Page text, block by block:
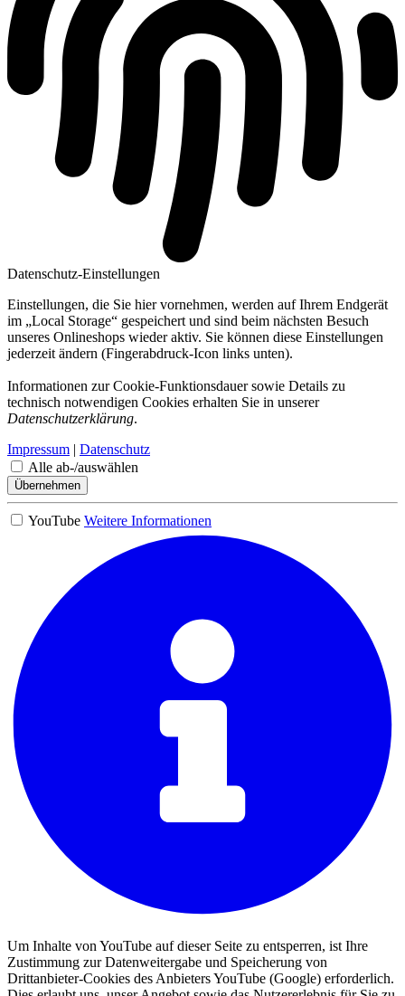
Datenschutz-Einstellungen
Einstellungen, die Sie hier vornehmen, werden auf Ihrem Endgerät
im „Local Storage“ gespeichert und sind beim nächsten Besuch
unseres Onlineshops wieder aktiv. Sie können diese Einstellungen
jederzeit ändern (Fingerabdruck-Icon links unten).
Informationen zur Cookie-Funktionsdauer sowie Details zu
technisch notwendigen Cookies erhalten Sie in unserer
Datenschutzerklärung.
Impressum | Datenschutz
Alle ab-/auswählen
Übernehmen
YouTube Weitere Informationen
Um Inhalte von YouTube auf dieser Seite zu entsperren, ist Ihre
Zustimmung zur Datenweitergabe und Speicherung von
Drittanbieter-Cookies des Anbieters YouTube (Google) erforderlich.